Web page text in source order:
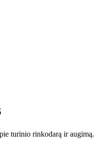
turinio rinkodarą ir augimą.